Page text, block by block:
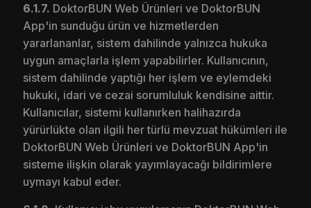
6.1.7. DoktorBUN Web Ürünleri ve DoktorBUN
App'in sunduğu ürün ve hizmetlerden
yararlananlar, sistem dahilinde yalnızca hukuka
uygun amaçlarla işlem yapabilirler. Kullanıcının,
sistem dahilinde yaptığı her işlem ve eylemdeki
hukuki, idari ve cezai sorumluluk kendisine aittir.
Kullanıcılar, sistemi kullanırken halihazırda
yürürlükte olan ilgili her türlü mevzuat hükümleri ile
DoktorBUN Web Ürünleri ve DoktorBUN App'in
sisteme ilişkin olarak yayımlayacağı bildirimlere
uymayı kabul eder.